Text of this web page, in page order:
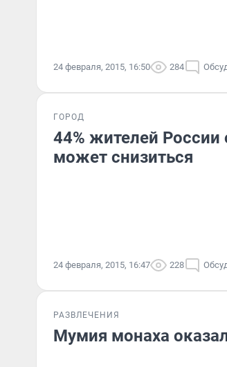
24 февраля, 2015, 16:50 284
ГОРОД
44% жителей России
может снизиться
24 февраля, 2015, 16:47 228
РАЗВЛЕЧЕНИЯ
Мумия монаха